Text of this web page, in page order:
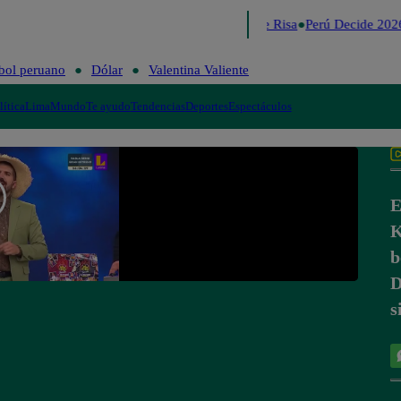
Me Caigo de Risa Perú Decide 2026
peruano Dólar Valentina Valiente
LimaMundoTe ayudoTendenciasDeportesEspectáculos